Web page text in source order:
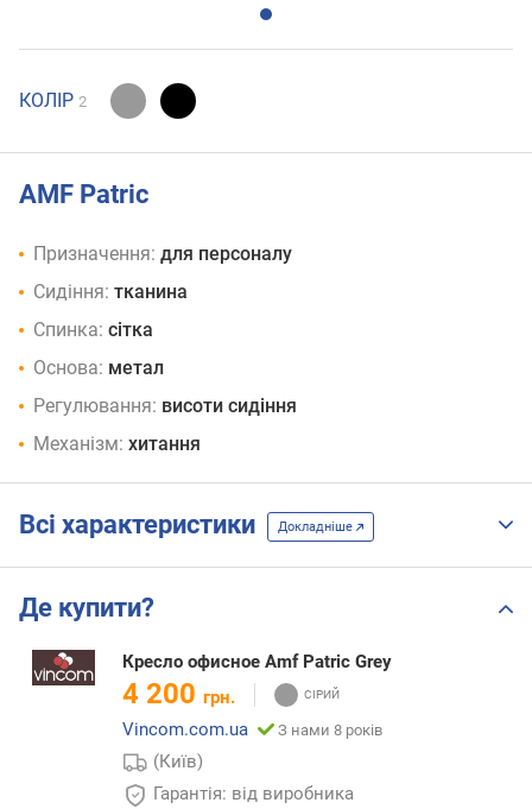
КОЛІР 2
AMF Patric
Призначення: для персоналу
Сидіння: тканина
Спинка: сітка
Основа: метал
Регулювання: висоти сидіння
Механізм: хитання
Всі характеристики Докладніше
Де купити?
Кресло офисное Amf Patric Grey
4 200 грн.
Vincom.com.ua
З нами 8 років
(Київ)
Гарантія: від виробника